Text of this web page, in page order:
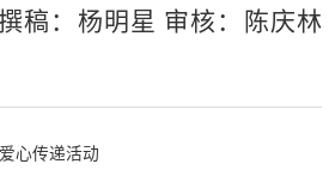
稿：杨明星 审核：陈庆林
心传递活动